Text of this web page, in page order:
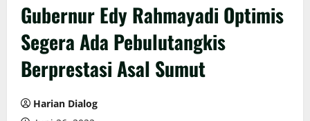
Gubernur Edy Rahmayadi Optimis
Segera Ada Pebulutangkis
Berprestasi Asal Sumut
Harian Dialog